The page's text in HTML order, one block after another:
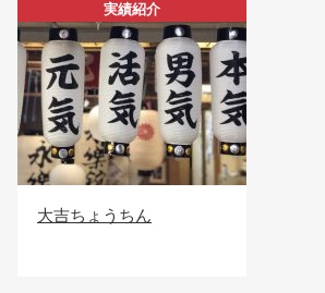
実績紹介
大吉ちょうちん